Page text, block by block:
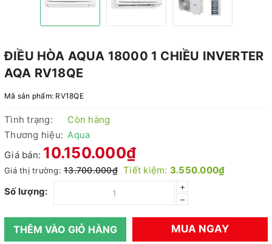
ĐIỀU HÒA AQUA 18000 1 CHIỀU INVERTER
AQA RV18QE
Mã sản phẩm: RV18QE
Tình trạng:
Còn hàng
Thương hiệu: Aqua
Giá bán: 10.150.000₫
Giá thị trường: 13.700.000₫ Tiết kiệm: 3.550.000₫
Số lượng:
+
–
THÊM VÀO GIỎ HÀNG MUA NGAY